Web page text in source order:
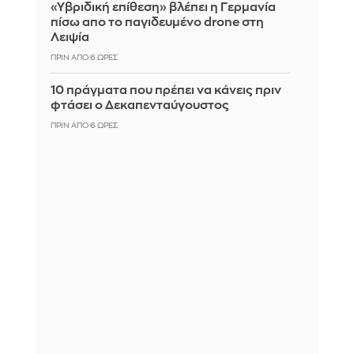
«Υβριδική επίθεση» βλέπει η Γερμανία
πίσω απο το παγιδευμένο drone στη
Λειψία
ΠΡΙΝ ΑΠΌ 6 ΏΡΕΣ
10 πράγματα που πρέπει να κάνεις πριν
φτάσει ο Δεκαπενταύγουστος
ΠΡΙΝ ΑΠΌ 6 ΏΡΕΣ